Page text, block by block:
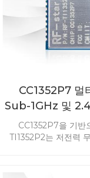
CC1352P7 멀
Sub-1GHz 및
듈 RF-
CC1352P7을 기반
TI1352P2는 저전력